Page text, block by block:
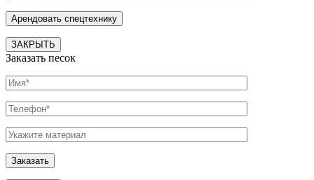
ЗАКРЫТЬ
Заказать песок